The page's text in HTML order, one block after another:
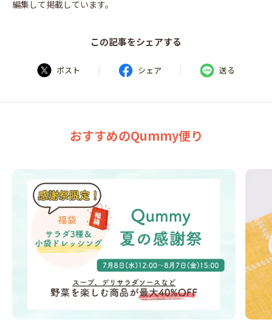
編集して掲載しています。
この記事をシェアする
ポスト | シェア | 送る
おすすめのQummy便り